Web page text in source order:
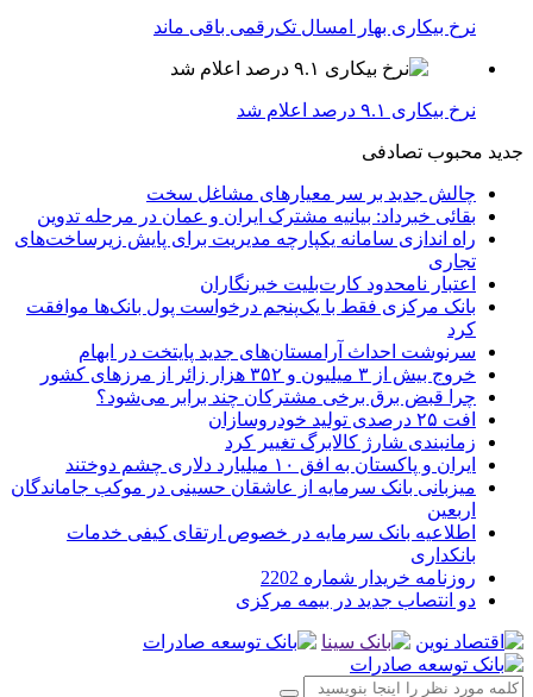
نرخ بیکاری بهار امسال تک‌رقمی باقی ماند
نرخ بیکاری ۹.۱ درصد اعلام شد
جدید محبوب تصادفی
چالش جدید بر سر معیارهای مشاغل سخت
بقائی خبرداد: بیانیه مشترک ایران و عمان در مرحله تدوین
راه اندازی سامانه یکپارچه مدیریت برای پایش زیرساخت‌های
تجاری
اعتبار نامحدود کارت‌بلیت خبرنگاران
بانک مرکزی فقط با یک‌‎پنجم درخواست پول بانک‌ها موافقت
کرد
سرنوشت احداث آرامستان‌های جدید پایتخت در ابهام
خروج بیش از ۳ میلیون و ۳۵۲ هزار زائر از مرزهای کشور
چرا قبض برق برخی مشترکان چند برابر می‌شود؟
افت ۲۵ درصدی تولید خودروسازان
زمانبندی شارژ کالابرگ تغییر کرد
ایران و پاکستان به افق ۱۰ میلیارد دلاری چشم دوختند
میزبانی بانک سرمایه از عاشقان حسینی در موکب جاماندگان
اربعین
اطلاعیه بانک سرمایه در خصوص ارتقای کیفی خدمات
بانکداری
روزنامه خریدار شماره 2202
دو انتصاب جدید در بیمه مركزی